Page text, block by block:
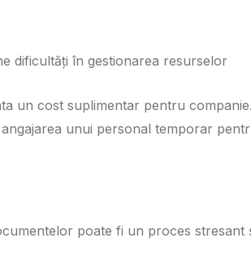
dificultăți în gestionarea resurselor
un cost suplimentar pentru companie.
unui personal temporar
poate fi un proces stresant